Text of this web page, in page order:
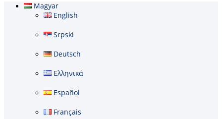
Magyar
English
Srpski
Deutsch
Ελληνικά
Español
Français